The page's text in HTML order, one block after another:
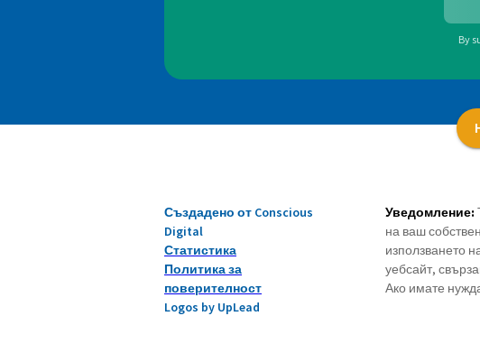
By
Създадено от Conscious
Digital
Статистика
Политика за
поверителност
Logos by UpLead
Уведомление:
на ваш
използването
уебсайт,
Ако имате